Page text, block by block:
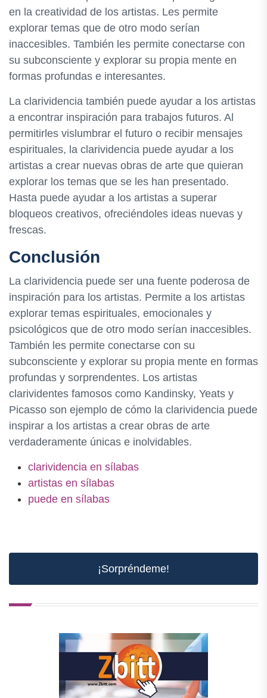
en la creatividad de los artistas. Les permite
explorar temas que de otro modo serían
inaccesibles. También les permite conectarse con
su subconsciente y explorar su propia mente en
formas profundas e interesantes.
La clarividencia también puede ayudar a los artistas
a encontrar inspiración para trabajos futuros. Al
permitirles vislumbrar el futuro o recibir mensajes
espirituales, la clarividencia puede ayudar a los
artistas a crear nuevas obras de arte que quieran
explorar los temas que se les han presentado.
Hasta puede ayudar a los artistas a superar
bloqueos creativos, ofreciéndoles ideas nuevas y
frescas.
Conclusión
La clarividencia puede ser una fuente poderosa de
inspiración para los artistas. Permite a los artistas
explorar temas espirituales, emocionales y
psicológicos que de otro modo serían inaccesibles.
También les permite conectarse con su
subconsciente y explorar su propia mente en formas
profundas y sorprendentes. Los artistas
clarividentes famosos como Kandinsky, Yeats y
Picasso son ejemplo de cómo la clarividencia puede
inspirar a los artistas a crear obras de arte
verdaderamente únicas e inolvidables.
clarividencia en sílabas
artistas en sílabas
puede en sílabas
¡Sorpréndeme!